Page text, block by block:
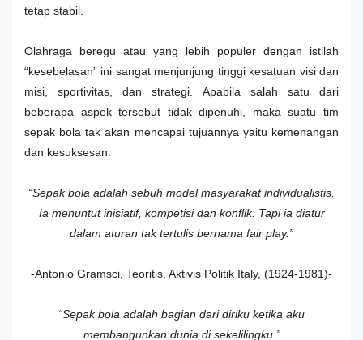
tetap stabil.
Olahraga beregu atau yang lebih populer dengan istilah
“kesebelasan” ini sangat menjunjung tinggi kesatuan visi dan
misi, sportivitas, dan strategi. Apabila salah satu dari
beberapa aspek tersebut tidak dipenuhi, maka suatu tim
sepak bola tak akan mencapai tujuannya yaitu kemenangan
dan kesuksesan.
“Sepak bola adalah sebuh model masyarakat individualistis.
Ia menuntut inisiatif, kompetisi dan konflik. Tapi ia diatur
dalam aturan tak tertulis bernama fair play.”
-Antonio Gramsci, Teoritis, Aktivis Politik Italy, (1924-1981)-
“Sepak bola adalah bagian dari diriku ketika aku
membangunkan dunia di sekelilingku.”